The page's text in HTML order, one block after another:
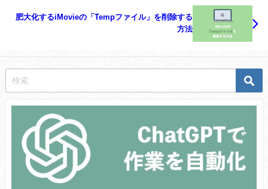
肥大化するiMovieの「Tempファイル」を削除する
方法